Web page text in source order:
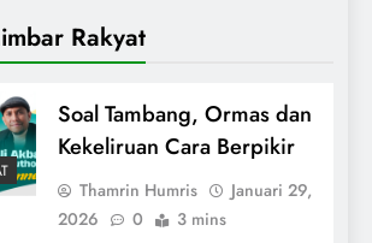
Rakyat
Soal Tambang, Ormas dan
Kekeliruan Cara Berpikir
Thamrin Humris
Januari 29,
2026
0 3 mins